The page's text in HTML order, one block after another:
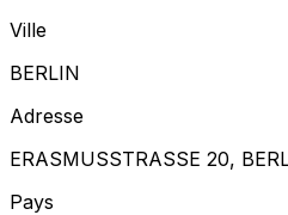
Ville
BERLIN
Adresse
ERASMUSSTRASSE 20,
Pays